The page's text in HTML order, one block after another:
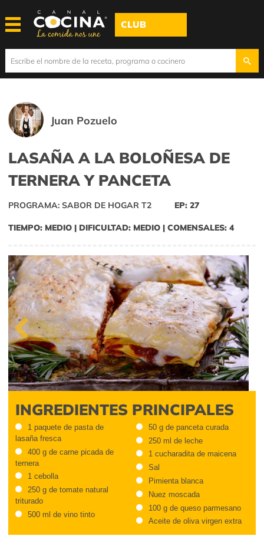
CLUB
Juan Pozuelo
LASAÑA A LA BOLOÑESA DE
TERNERA Y PANCETA
PROGRAMA: SABOR DE HOGAR T2 EP: 27
TIEMPO: MEDIO | DIFICULTAD: MEDIO | COMENSALES: 4
Previous
INGREDIENTES PRINCIPALES
1 paquete de pasta de
lasaña fresca
400 g de carne picada de
ternera
1 cebolla
250 g de tomate natural
triturado
500 ml de vino tinto
50 g de panceta curada
250 ml de leche
1 cucharadita de maicena
Sal
Pimienta blanca
Nuez moscada
100 g de queso parmesano
Aceite de oliva virgen extra